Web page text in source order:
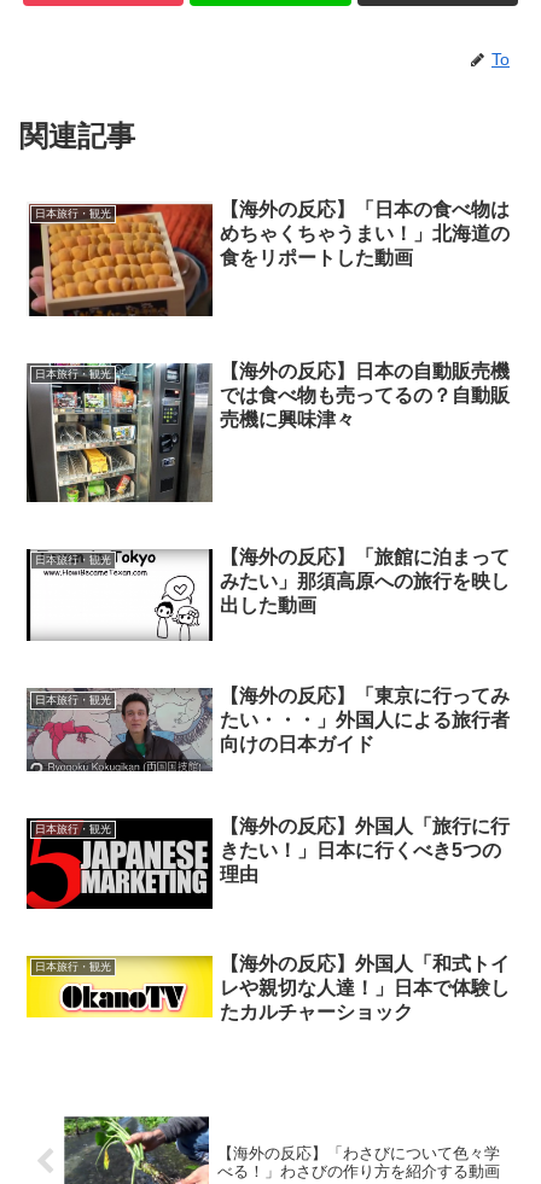
To
関連記事
日本旅行・観光
【海外の反応】「日本の食べ物は
めちゃくちゃうまい！」北海道の
食をリポートした動画
日本旅行・観光
【海外の反応】日本の自動販売機
では食べ物も売ってるの？自動販
売機に興味津々
日本旅行・観光
【海外の反応】「旅館に泊まって
みたい」那須高原への旅行を映し
出した動画
日本旅行・観光
【海外の反応】「東京に行ってみ
たい・・・」外国人による旅行者
向けの日本ガイド
日本旅行・観光
【海外の反応】外国人「旅行に行
きたい！」日本に行くべき5つの
理由
日本旅行・観光
【海外の反応】外国人「和式トイ
レや親切な人達！」日本で体験し
たカルチャーショック
【海外の反応】「わさびについて色々学
べる！」わさびの作り方を紹介する動画